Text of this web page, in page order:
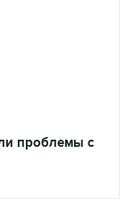
проблемы с